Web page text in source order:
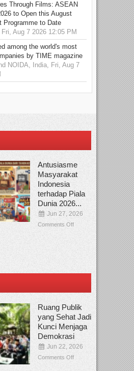
Through Films: ASEAN
to Open this August
Programme to Date
Aug 7 2026 12:05 PM
among the world's most
by TIME magazine
NOIDA, India, Fri, Aug 7
Antusiasme
Masyarakat
Indonesia
terhadap Piala
Dunia 2026...
Jun 27, 2026
Comments Off
Ruang Publik
yang Sehat Jadi
Kunci Menjaga
Demokrasi
Jun 22, 2026
Comments Off